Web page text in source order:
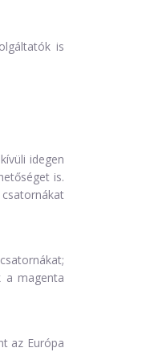
is
idegen
is.
a magenta
az Európa